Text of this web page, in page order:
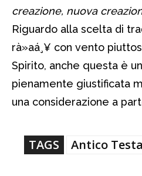
creazione, nuova
Riguardo alla scelta di
rà»aá¸¥ con vento
Spirito, anche questa è
pienamente giustificata
una considerazione a
TAGS Antico